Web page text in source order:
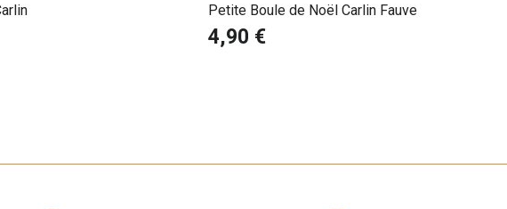
Petite Boule de Noël Carlin Fauve
4,90 €